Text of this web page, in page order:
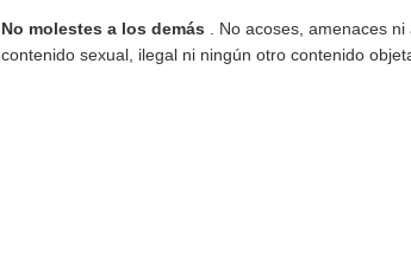
No molestes a los demás . No acoses, amenaces
contenido sexual, ilegal ni ningún otro contenido